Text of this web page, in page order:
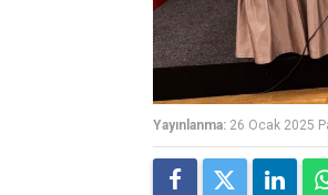
Yayınlanma: 26 Ocak 2025